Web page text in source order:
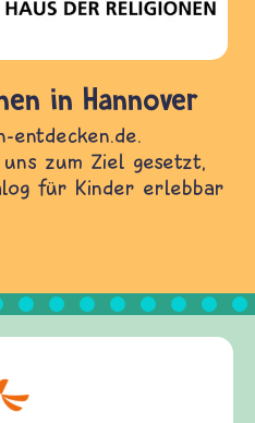
in Hannover
entdecken.de.
zum Ziel gesetzt,
für Kinder erlebbar